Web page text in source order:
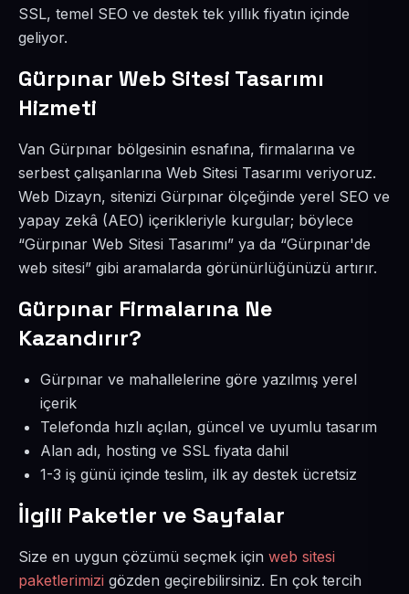
SSL, temel SEO ve destek tek yıllık fiyatın içinde
geliyor.
Gürpınar Web Sitesi Tasarımı
Hizmeti
Van Gürpınar bölgesinin esnafına, firmalarına ve
serbest çalışanlarına Web Sitesi Tasarımı veriyoruz.
Web Dizayn, sitenizi Gürpınar ölçeğinde yerel SEO ve
yapay zekâ (AEO) içerikleriyle kurgular; böylece
“Gürpınar Web Sitesi Tasarımı” ya da “Gürpınar'de
web sitesi” gibi aramalarda görünürlüğünüzü artırır.
Gürpınar Firmalarına Ne
Kazandırır?
Gürpınar ve mahallelerine göre yazılmış yerel
içerik
Telefonda hızlı açılan, güncel ve uyumlu tasarım
Alan adı, hosting ve SSL fiyata dahil
1-3 iş günü içinde teslim, ilk ay destek ücretsiz
İlgili Paketler ve Sayfalar
Size en uygun çözümü seçmek için web sitesi
paketlerimizi gözden geçirebilirsiniz. En çok tercih